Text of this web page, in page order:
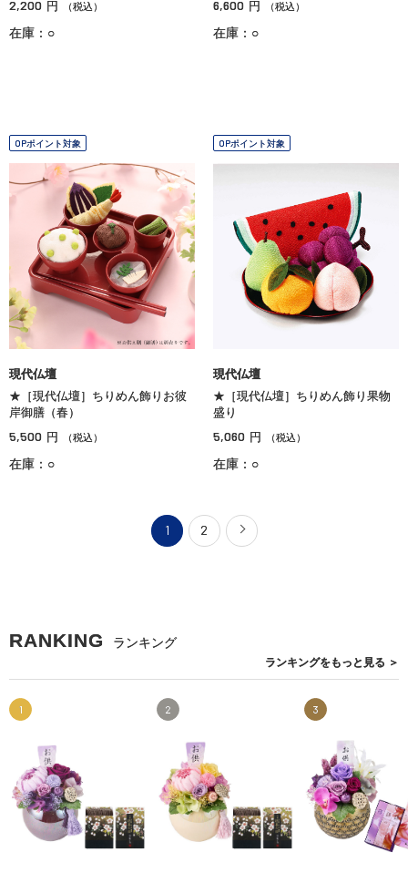
2,200 円 （税込）
在庫：○
6,600 円 （税込）
在庫：○
OPポイント対象
現代仏壇
★［現代仏壇］ちりめん飾りお彼
岸御膳（春）
5,500 円 （税込）
在庫：○
OPポイント対象
現代仏壇
★［現代仏壇］ちりめん飾り果物
盛り
5,060 円 （税込）
在庫：○
1 2
RANKING ランキング
ランキングをもっと見る ＞
1 2 3